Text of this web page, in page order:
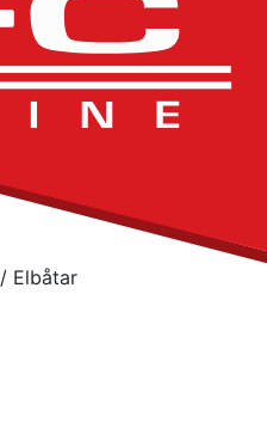
/ Elbåtar